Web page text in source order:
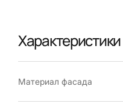
Характеристики
Материал фасада